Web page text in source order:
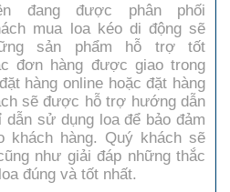
đang được phân phối
mua loa kéo di động sẽ
sản phẩm hỗ trợ tốt
đơn hàng được giao trong
hàng online hoặc đặt hàng
sẽ được hỗ trợ hướng dẫn
sử dụng loa để bảo đảm
khách hàng. Quý khách sẽ
như giải đáp những thắc
đúng và tốt nhất.